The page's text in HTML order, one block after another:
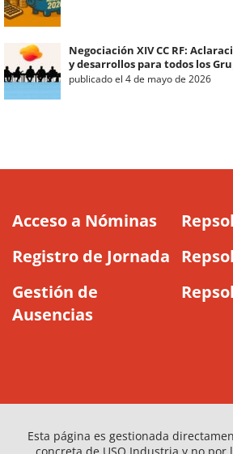
Negociación XIV CC RF:
y desarrollos para todos los
publicado el 4 de mayo de 2026
Acceso a Nóminas
Registro de Jornada
Gestión de
Ausencias
Esta página es gestionada